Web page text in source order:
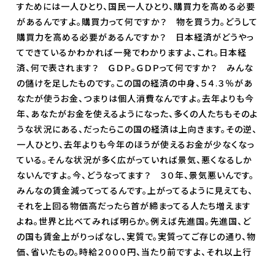
すためには一人ひとり、国民一人ひとり、購買力を高める必要
があるんですよ。購買力って何ですか？ 物を買う力。どうして
購買力を高める必要があるんですか？ 日本経済がどうやっ
てできているかわかれば一発でわかりますよ、これ。日本経
済、何で表されます？ ＧＤＰ。ＧＤＰって何ですか？ みんな
の儲けを足したものです。この国の経済の中身、５４.３％があ
なたが使うお金、つまりは個人消費なんですよ。去年よりも今
年、あなたがお金を使えるようになった、多くの人たちもそのよ
うな状況にある、だったらこの国の経済は上向きます。その逆、
一人ひとり、去年よりも今年のほうが使えるお金が少なくなっ
ている。そんな状況が多く広がっていれば景気、悪くなるしか
ないんですよ。今、どうなってます？ ３０年、景気悪いんです。
みんなの賃金減ってってるんです。上がってるように見えても、
それを上回る物価高だったら首が締まってる人たち増えます
よね。世界と比べてみれば明らか。例えば先進国。先進国、ど
の国も賃金上がりっぱなし、実質で。実質ってご存じの通り、物
価、省いたもの。時給２０００円、当たり前ですよ、それ以上行